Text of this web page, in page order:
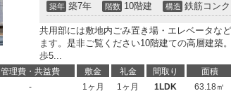
築年 築7年 階数 10階建 構造 鉄筋コン
共用部には敷地内ごみ置き場・エレベータな
ます。是非ご覧ください10階建ての高層建築
歩5...
管理費・共益費 敷金 礼金 間取り 面積
- 1ヶ月 1ヶ月 1LDK 63.18㎡